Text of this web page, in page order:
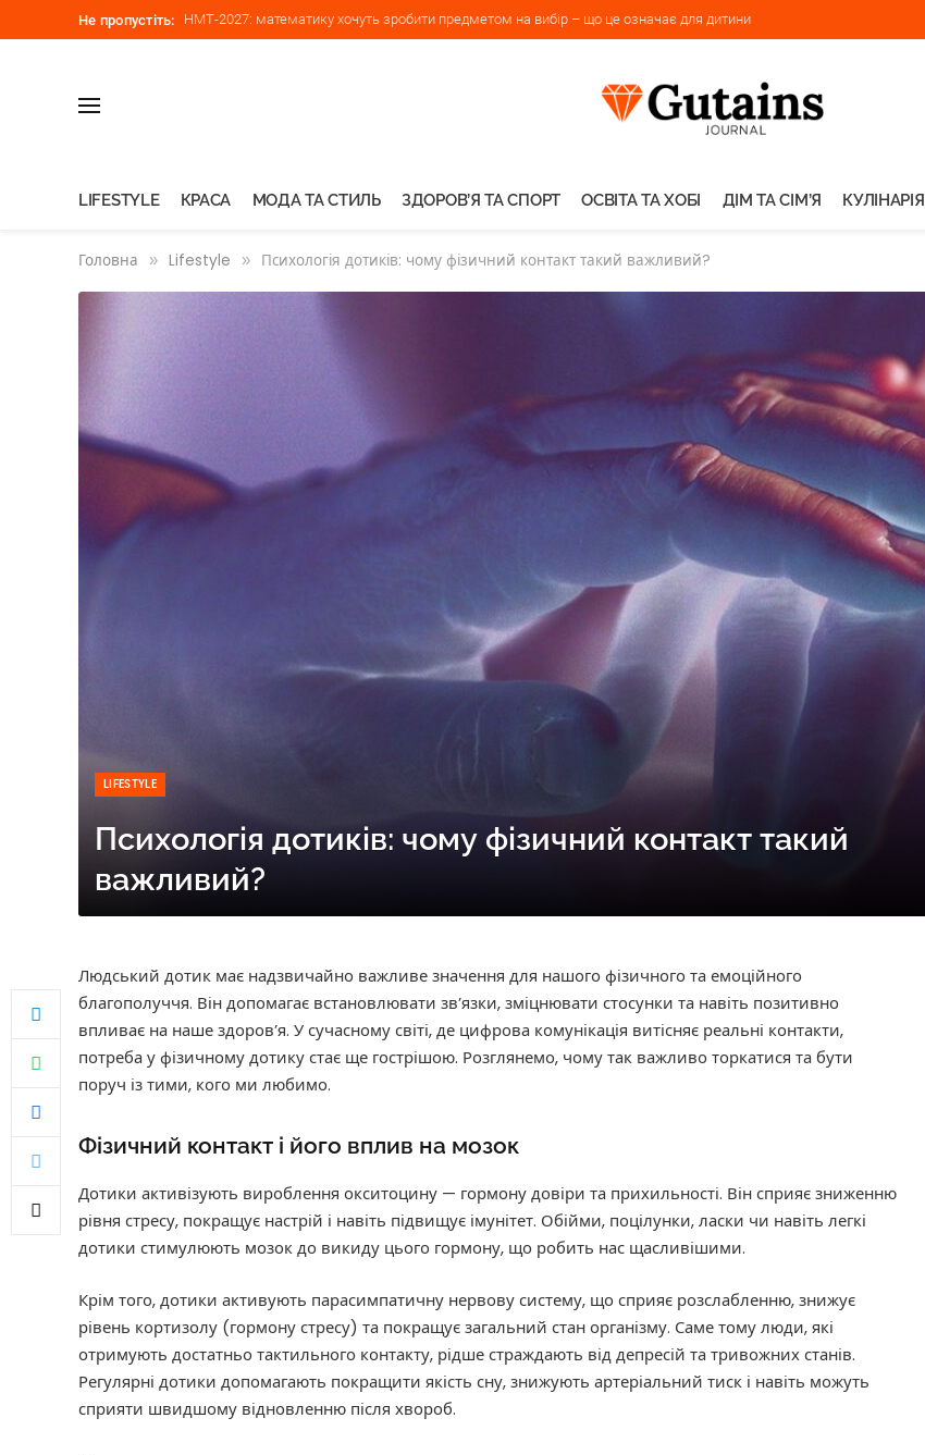
Не пропустіть: НМТ-2027: математику хочуть зробити предметом на вибір – що це означає для дитини
LIFESTYLE КРАСА МОДА ТА СТИЛЬ ЗДОРОВ’Я ТА СПОРТ ОСВІТА ТА ХОБІ ДІМ ТА СІМ’Я КУЛІНАРІЯ
Головна » Lifestyle » Психологія дотиків: чому фізичний контакт такий важливий?
LIFESTYLE
Психологія дотиків: чому фізичний контакт такий
важливий?
Людський дотик має надзвичайно важливе значення для нашого фізичного та емоційного
благополуччя. Він допомагає встановлювати зв’язки, зміцнювати стосунки та навіть позитивно
впливає на наше здоров’я. У сучасному світі, де цифрова комунікація витісняє реальні контакти,
потреба у фізичному дотику стає ще гострішою. Розглянемо, чому так важливо торкатися та бути
поруч із тими, кого ми любимо.
Фізичний контакт і його вплив на мозок
Дотики активізують вироблення окситоцину — гормону довіри та прихильності. Він сприяє зниженню
рівня стресу, покращує настрій і навіть підвищує імунітет. Обійми, поцілунки, ласки чи навіть легкі
дотики стимулюють мозок до викиду цього гормону, що робить нас щасливішими.
Крім того, дотики активують парасимпатичну нервову систему, що сприяє розслабленню, знижує
рівень кортизолу (гормону стресу) та покращує загальний стан організму. Саме тому люди, які
отримують достатньо тактильного контакту, рідше страждають від депресій та тривожних станів.
Регулярні дотики допомагають покращити якість сну, знижують артеріальний тиск і навіть можуть
сприяти швидшому відновленню після хвороб.